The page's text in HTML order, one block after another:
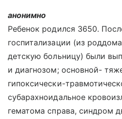
анонимно
Ребенок родился 3650.
госпитализации (из
детскую больницу) были
и диагнозом; основной-
гипоксически-
субарахноидальное
гематома справа, синдром